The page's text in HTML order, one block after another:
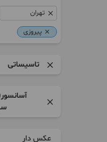
پیروزی
تاسیساتی
ساختمانی
عکس دار